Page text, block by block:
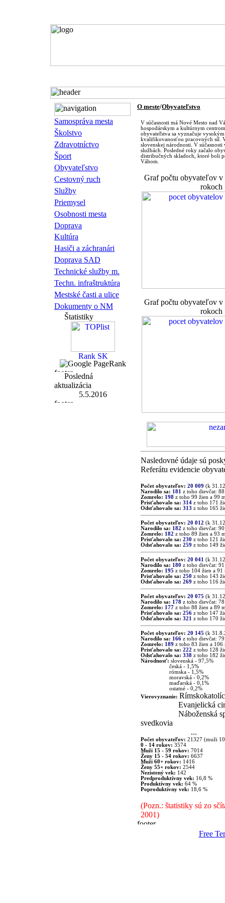
Samospráva mesta
Školstvo
Zdravotníctvo
Šport
Obyvateľstvo
Cestovný ruch
Služby
Priemysel
Osobnosti mesta
Doprava
Kultúra
Hasiči a záchranári
Doprava SAD
Technické služby m.
Techn. infraštruktúra
Mestské časti a ulice
Dokumenty o NM
Štatistiky
Posledná
aktualizácia
5.5.2016
O meste/Obyvateľstvo
V súčasnosti má Nové Mesto nad
hospodárskym a kultúrnym
obyvateľstva sa vyznačuje
kvalifikovanosťou pracovných síl.
slovenskej národnosti. V
službách. Posledné roky začalo
distribučných skladoch, ktoré boli
Váhom.
Graf počtu obyvateľov v
rokoch
Graf počtu obyvateľov v
rokoch
Nasledovné údaje sú
Referátu evidencie
Počet obyvateľov: 20 009 (k
Narodilo sa: 181 z toho dievčat:
Zomrelo: 198z toho 99 žien a 99
Prisťahovalo sa: 314 z toho 171
Odsťahovalo sa: 313 z toho 165
Počet obyvateľov: 20 012 (k
Narodilo sa: 182 z toho dievčat:
Zomrelo: 182 z toho 89 žien a 93
Prisťahovalo sa: 230 z toho 121
Odsťahovalo sa: 259 z toho 149
Počet obyvateľov: 20 041 (k
Narodilo sa: 180 z toho dievčat:
Zomrelo: 195 z toho 104 žien a 91
Prisťahovalo sa: 250 z toho 143
Odsťahovalo sa: 269 z toho 116
Počet obyvateľov: 20 075 (k
Narodilo sa: 178z toho dievčat:
Zomrelo: 177z toho 88 žien a 89
Prisťahovalo sa: 256 z toho 147
Odsťahovalo sa: 321 z toho 170
Počet obyvateľov: 20 145 (k
Narodilo sa: 166z toho dievčat:
Zomrelo: 189 z toho 83 žien a 106
Prisťahovalo sa: 222 z toho 128
Odsťahovalo sa: 338 z toho 182
Národnosť: slovenská - 97,5%
česká - 1,5%
rómska - 1,5%
moravská - 0,2%
maďarská - 0,1%
ostatné - 0,2%
Vierovyznanie:
Evanjelická
Náboženská
svedkovia
...
Počet obyvateľov: 21327 (muži
0 - 14 rokov: 3574
Muži 15 - 59 rokov: 7014
Ženy 15 - 54 rokov: 6637
Muži 60+ rokov: 1416
Ženy 55+ rokov: 2544
Nezistený vek: 142
Predproduktívny vek: 16,8 %
Produktívny vek: 64 %
Poproduktívny vek: 18,6 %
(Pozn.: štatistiky sú zo
2001)
Free